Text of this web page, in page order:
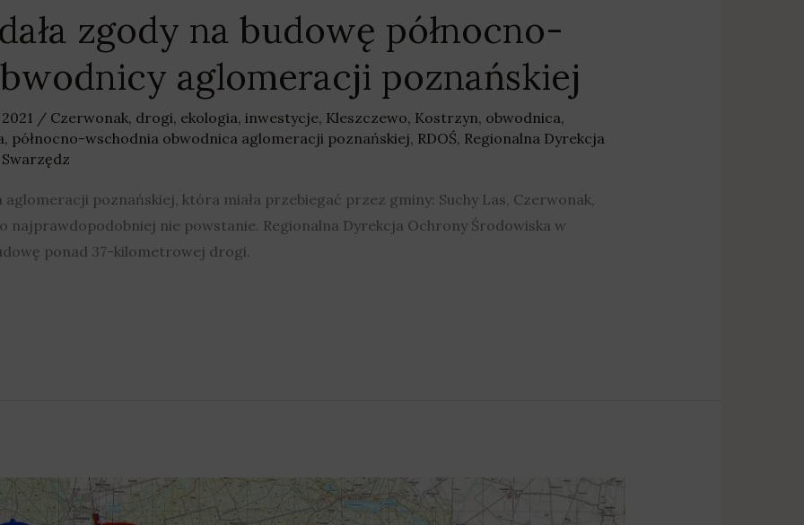
zgody na budowę północno-
aglomeracji poznańskiej
/ Czerwonak, drogi, ekologia, inwestycje, Kleszczewo, Kostrzyn, obwodnica,
, północno-wschodnia obwodnica aglomeracji poznańskiej, RDOŚ, Regionalna Dyrekcja
Swarzędz
poznańskiej, która miała przebiegać przez gminy: Suchy Las, Czerwonak,
najprawdopodobniej nie powstanie. Regionalna Dyrekcja Ochrony Środowiska w
ponad 37-kilometrowej drogi.